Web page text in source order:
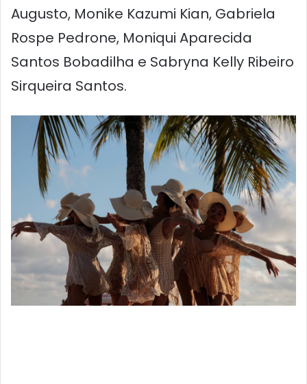
Augusto, Monike Kazumi Kian, Gabriela
Rospe Pedrone, Moniqui Aparecida
Santos Bobadilha e Sabryna Kelly Ribeiro
Sirqueira Santos.